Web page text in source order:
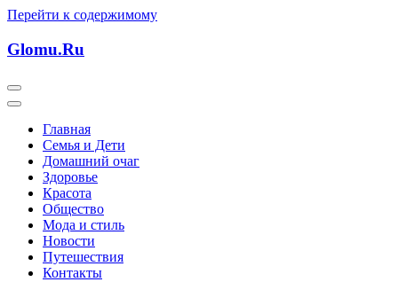
Перейти к содержимому
Glomu.Ru
Главная
Семья и Дети
Домашний очаг
Здоровье
Красота
Общество
Мода и стиль
Новости
Путешествия
Контакты